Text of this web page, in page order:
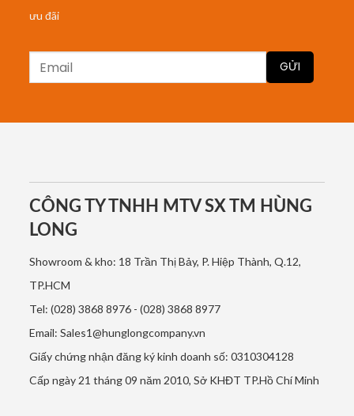
ưu đãi
CÔNG TY TNHH MTV SX TM HÙNG
LONG
Showroom & kho: 18 Trần Thị Bảy, P. Hiệp Thành, Q.12,
TP.HCM
Tel: (028) 3868 8976 - (028) 3868 8977
Email: Sales1@hunglongcompany.vn
Giấy chứng nhận đăng ký kinh doanh số: 0310304128
Cấp ngày 21 tháng 09 năm 2010, Sở KHĐT TP.Hồ Chí Minh